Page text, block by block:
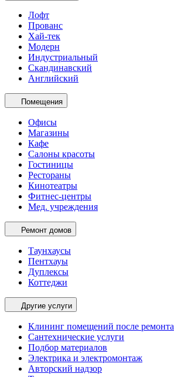
Лофт
Прованс
Хай-тек
Модерн
Индустриальный
Скандинавский
Английский
Помещения
Офисы
Магазины
Кафе
Салоны красоты
Гостиницы
Рестораны
Кинотеатры
Фитнес-центры
Мед. учреждения
Ремонт домов
Таунхаусы
Пентхауы
Дуплексы
Коттеджи
Другие услуги
Клининг помещений после ремонта
Сантехнические услуги
Подбор материалов
Электрика и электромонтаж
Авторский надзор